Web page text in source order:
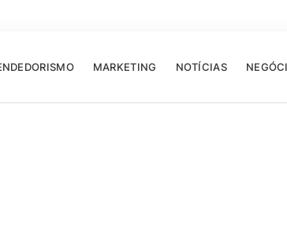
MARKETING NOTÍCIAS